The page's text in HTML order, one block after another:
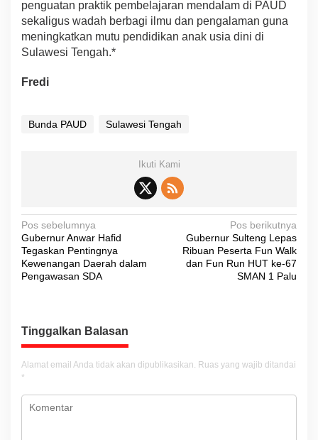
penguatan praktik pembelajaran mendalam di PAUD
sekaligus wadah berbagi ilmu dan pengalaman guna
meningkatkan mutu pendidikan anak usia dini di
Sulawesi Tengah.*
Fredi
Bunda PAUD Sulawesi Tengah
Ikuti Kami
N
a
v
a
s
i
o
Pos sebelumnya
Gubernur Anwar Hafid
Tegaskan Pentingnya
Kewenangan Daerah dalam
Pengawasan SDA
Pos berikutnya
Gubernur Sulteng Lepas
Ribuan Peserta Fun Walk
dan Fun Run HUT ke-67
SMAN 1 Palu
Tinggalkan Balasan
Alamat email Anda tidak akan dipublikasikan. Ruas yang wajib ditandai
*